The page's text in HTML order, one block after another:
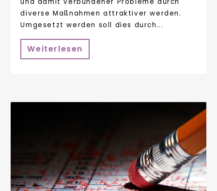
diverse Maßnahmen attraktiver werden.
Umgesetzt werden soll dies durch...
Weiterlesen